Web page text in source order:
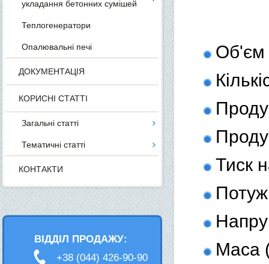
укладання бетонних сумішей
Теплогенератори
Опалювальні печі
ДОКУМЕНТАЦІЯ
КОРИСНІ СТАТТІ
Загальні статті
Тематичні статті
КОНТАКТИ
ВІДДІЛ ПРОДАЖУ:
+38 (044) 426-90-90
Об'єм
Тиск
Маса